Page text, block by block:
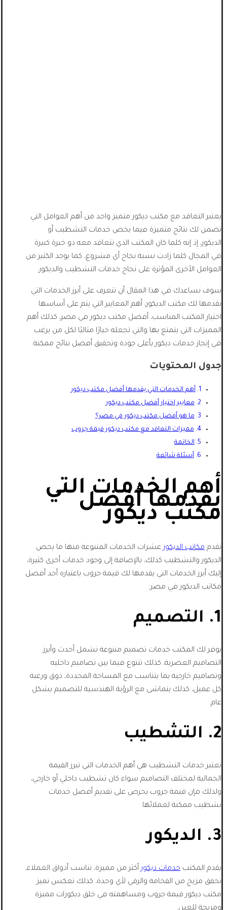
يعتبر التعاقد مع مكتب ديكور متميز واحد من أهم العوامل التي
تضمن لك نتائج متميزة فيما يخص خدمات التشطيب أو
الديكور، إذ إنه كلما كان المكتب الذي تتعاقد معه ذو خبرة كبيرة
في المجال كلما زادت نسبة نجاح أي مشروع، كما يوجد الكثير من
العوامل الأخرى المؤثرة على نجاح خدمات التشطيب والديكور.
سوف نساعدك في هذا المقال أن تتعرف على أبرز الخدمات التي
يقدمها لك مكتب الديكور، أهم المعايير التي يتم على أساسها
اختيار المكتب المناسب، أفضل مكتب ديكور في مصر، كذلك أهم
المميزات التي يتمتع بها والتي تجعله خيارًا مثاليًا لكل من يرغب
في إنجاز خدمات ديكور بأعلى جودة وتحقيق أفضل نتائج ممكنة.
جدول المحتويات
أهم الخدمات التي يقدمها أفضل مكتب ديكور
معايير اختيار أفضل مكتب ديكور
ما هو أفضل مكتب ديكور في مصر؟
مميزات التعاقد مع مكتب ديكور قيمة جروب
الخاتمة
أسئلة شائعة
أهم الخدمات التي
يقدمها أفضل
مكتب ديكور
تقدم مكاتب الديكورعشرات الخدمات المتنوعة منها ما يخص
الديكور والتشطيب كذلك، بالإضافة إلى وجود خدمات أخرى كثيرة،
إليك أبرز الخدمات التي يقدمها لك قيمة جروب باعتباره أحد أفضل
مكاتب الديكور في مصر:
1. التصميم
يوفر لك المكتب خدمات تصميم متنوعة تشمل أحدث وأبرز
التصاميم العصرية، كذلك تتنوع فيما بين تصاميم داخليه
وتصاميم خارجية بما يتناسب مع المساحة المحددة، ذوق ورغبة
كل عميل، كذلك يتماشى مع الرؤية الهندسية للتصميم بشكل
عام.
2. التشطيب
تعتبر خدمات التشطيب هي أهم الخدمات التي تبرز القيمة
الجمالية لمختلف التصاميم سواء كان تشطيب داخلي أو خارجي،
ولذلك فإن قيمة جروب يحرص على تقديم أفضل خدمات
تشطيب ممكنة لعملائها.
3. الديكور
يقدم المكتب خدمات ديكورأكثر من مميزة، تناسب أذواق العملاء،
تحقق مزيج من الفخامة والرقي لأي وحدة، كذلك تعكس تميز
مكتب ديكور قيمة جروب ومساهمته في خلق ديكورات مميزة